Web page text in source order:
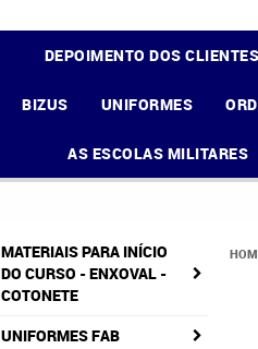
DEPOIMENTO DOS CLIENTES
BIZUS UNIFORMES
AS ESCOLAS MILITARES
MATERIAIS PARA INÍCIO
DO CURSO - ENXOVAL -
COTONETE
UNIFORMES FAB